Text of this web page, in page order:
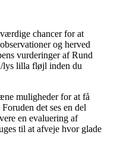
chancer for at
og herved
vurderinger af Rund
lys lilla fløjl inden du
muligheder for at få
det ses en del
en evaluering af
til at afveje hvor glade